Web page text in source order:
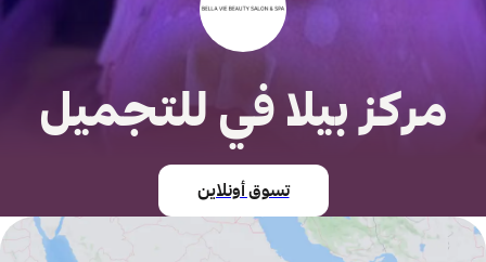
مركز بيلا في للتجميل
تسوق أونلاين